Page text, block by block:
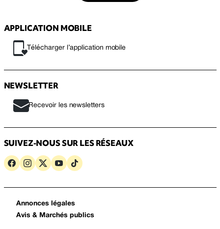
APPLICATION MOBILE
Télécharger l’application mobile
NEWSLETTER
Recevoir les newsletters
SUIVEZ-NOUS SUR LES RÉSEAUX
Annonces légales
Avis & Marchés publics